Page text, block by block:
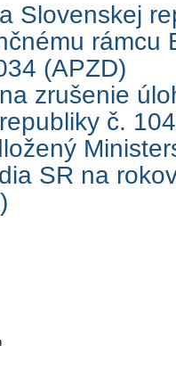
Slovenskej
rámcu
(APZD)
zrušenie
č.
SR na